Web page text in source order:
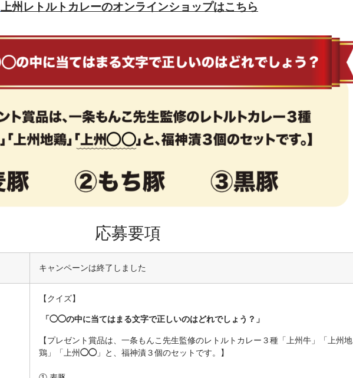
上州レトルトカレーのオンラインショップはこちら
応募要項
キャンペーンは終了しました
【クイズ】
「 ◯◯の中に当てはまる文字で正しいのはどれでしょう？ 」
【プレゼント賞品は、一条もんこ先生監修のレトルトカレー３種「上州牛」「上州地
鶏」「上州◯◯」と、福神漬３個のセットです。】